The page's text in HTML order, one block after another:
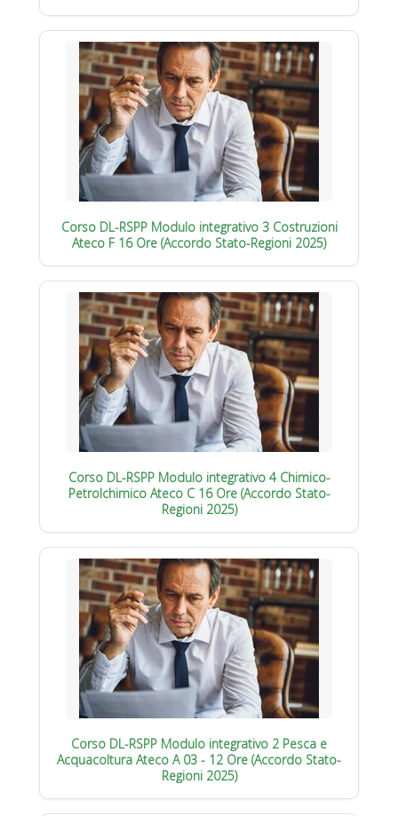
Corso DL-RSPP Modulo integrativo 3 Costruzioni
Ateco F 16 Ore (Accordo Stato-Regioni 2025)
Corso DL-RSPP Modulo integrativo 4 Chimico-
Petrolchimico Ateco C 16 Ore (Accordo Stato-
Regioni 2025)
Corso DL-RSPP Modulo integrativo 2 Pesca e
Acquacoltura Ateco A 03 - 12 Ore (Accordo Stato-
Regioni 2025)